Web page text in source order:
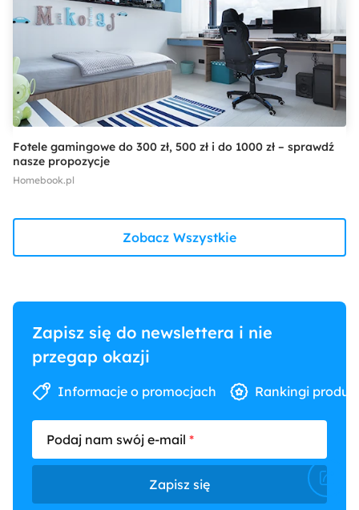
Fotele gamingowe do 300 zł, 500 zł i do 1000 zł – sprawdź
nasze propozycje
Homebook.pl
Zobacz Wszystkie
Zapisz się do newslettera i nie
przegap okazji
Informacje o promocjach Rankingi
Podaj nam swój e-mail
Zapisz się